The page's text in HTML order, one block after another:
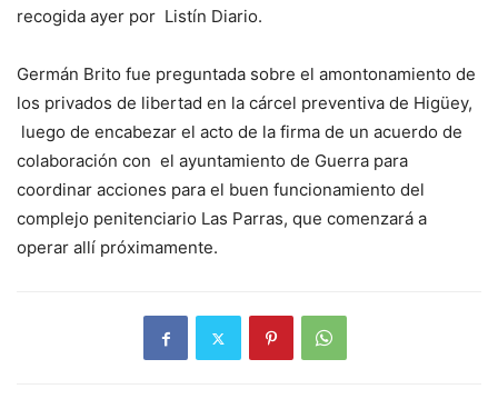
recogida ayer por Listín Diario.
Germán Brito fue preguntada sobre el amontonamiento de
los privados de libertad en la cárcel preventiva de Higüey,
luego de encabezar el acto de la firma de un acuerdo de
colaboración con el ayuntamiento de Guerra para
coordinar acciones para el buen funcionamiento del
complejo penitenciario Las Parras, que comenzará a
operar allí próximamente.